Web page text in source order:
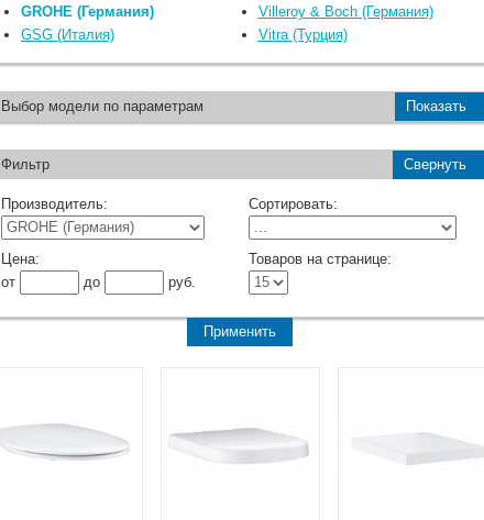
GROHE (Германия)
GSG (Италия)
Villeroy & Boch (Германия)
Vitra (Турция)
Выбор модели по параметрам Показать
Фильтр Свернуть
Производитель: Сортировать:
Цена:
от
до руб.
Товаров на странице: